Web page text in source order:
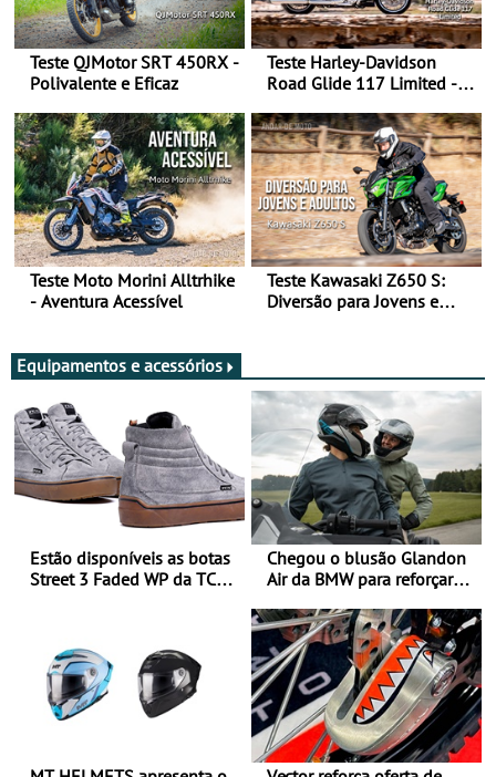
Teste QJMotor SRT 450RX -
Polivalente e Eficaz
Teste Harley-Davidson
Road Glide 117 Limited - A
Teste Moto Morini Alltrhike
- Aventura Acessível
Teste Kawasaki Z650 S:
Diversão para Jovens e
Equipamentos e acessórios
Estão disponíveis as botas
Street 3 Faded WP da TCX
Chegou o blusão Glandon
Air da BMW para reforçar
verão